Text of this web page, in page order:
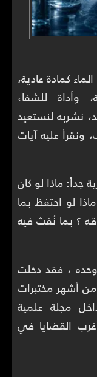
كمادة عادية،
وأداة للشفاء
نشربه لنستعيد
ونقرأ عليه آيات
جداً: ماذا لو كان
لو احتفظ بما
؟ بما نُفث فيه
وحده ، فقد دخلت
أشهر مختبرات
مجلة علمية
القضايا في